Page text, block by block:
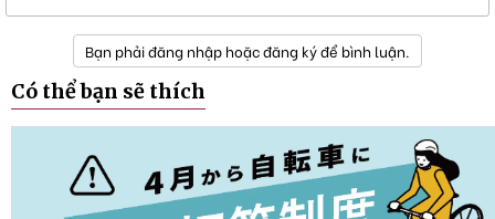
Bạn phải đăng nhập hoặc đăng ký để bình luận.
Có thể bạn sẽ thích